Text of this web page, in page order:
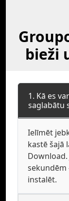
bieži
1. Kā es
saglabātu
Ielīmēt
kastē šajā
Download.
instalēt.